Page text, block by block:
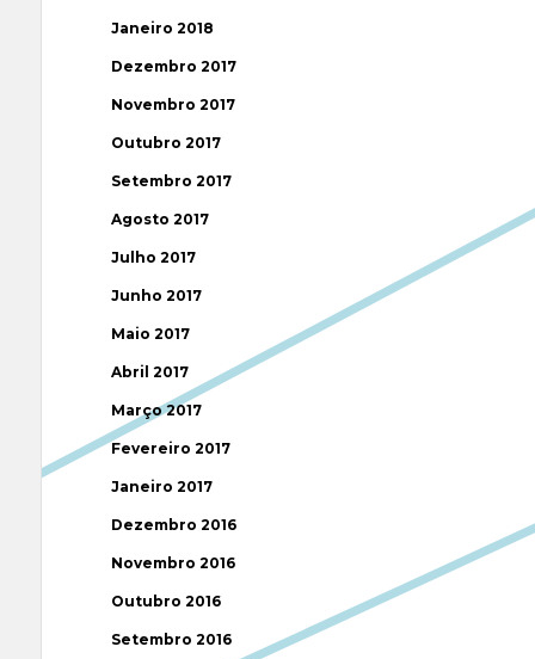
Janeiro 2018
Dezembro 2017
Novembro 2017
Outubro 2017
Setembro 2017
Agosto 2017
Julho 2017
Junho 2017
Maio 2017
Abril 2017
Março 2017
Fevereiro 2017
Janeiro 2017
Dezembro 2016
Novembro 2016
Outubro 2016
Setembro 2016